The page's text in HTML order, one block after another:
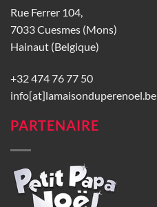
Rue Ferrer 104,
7033 Cuesmes (Mons)
Hainaut (Belgique)
+32 474 76 77 50
info[at]lamaisonduperenoel.be
PARTENAIRE